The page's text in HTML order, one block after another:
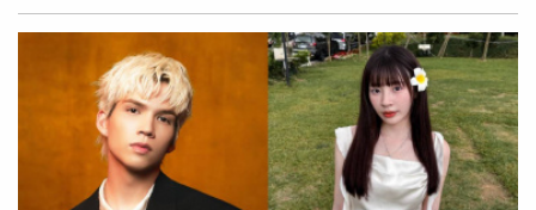
定一個陌生電郵「○○○○68@gmail.com」，查詢許姓前
男友的IG粉絲與追蹤名單，確實有一名用戶的名稱是
○○○○68，前男友也對她坦承○○○○68是勾姓現任女
友。吳姓女子懷疑，大部分未經允許登入IG的位置都顯示在
台中，她跟台中唯一的淵源只有前男友，因此認為許姓男子
與勾姓女子駭入她IG更改設定，涉犯無故變更他人電磁紀錄
罪。北檢傳喚許姓男子與勾姓女子，兩人確實交往中，